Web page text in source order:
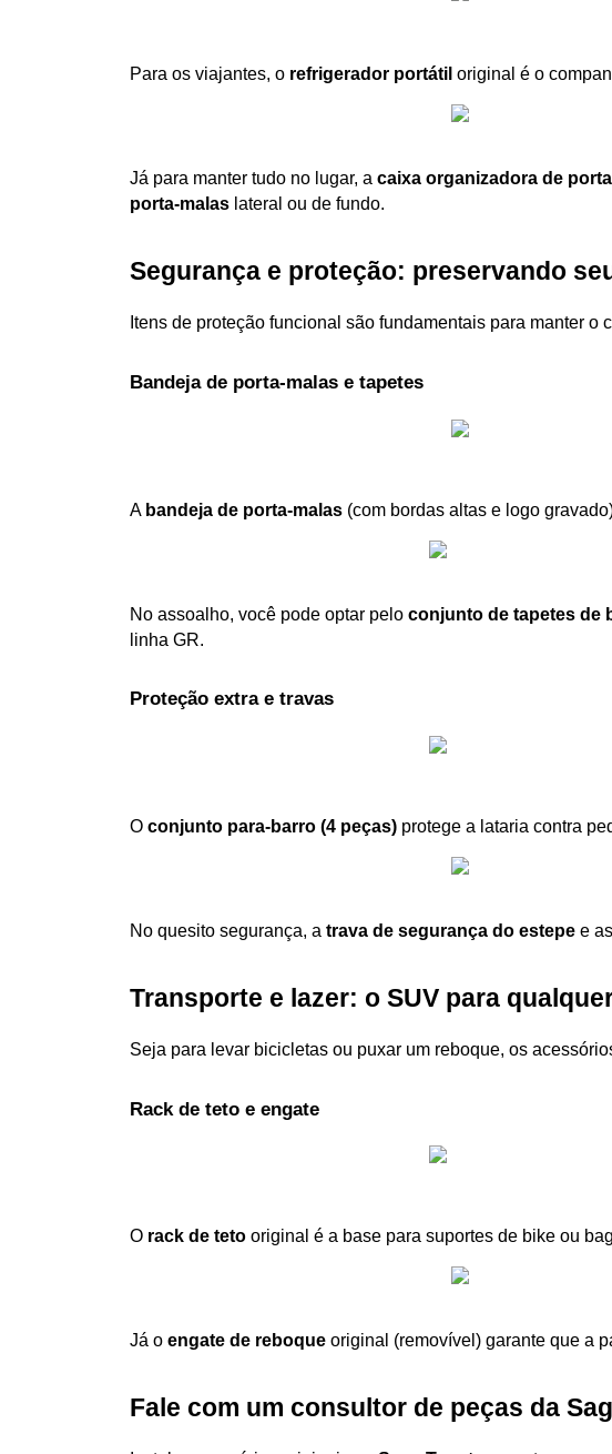
Para os viajantes, o refrigerador portátil original é o
Já para manter tudo no lugar, a caixa organizadora de
porta-malas lateral ou de fundo.
Segurança e proteção: preservando
Itens de proteção funcional são fundamentais para manter
Bandeja de porta-malas e tapetes
A bandeja de porta-malas (com bordas altas e logo
No assoalho, você pode optar pelo conjunto de tapetes de
linha GR.
Proteção extra e travas
O conjunto para-barro (4 peças) protege a lataria contra
No quesito segurança, a trava de segurança do estepe e
Transporte e lazer: o SUV para
Seja para levar bicicletas ou puxar um reboque, os
Rack de teto e engate
O rack de teto original é a base para suportes de bike ou
Já o engate de reboque original (removível) garante que a
Fale com um consultor de peças da